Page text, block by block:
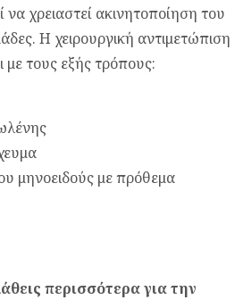
να χρειαστεί ακινητοποίηση του
Η χειρουργική αντιμετώπιση
με τους εξής τρόπους:
μηνοειδούς με πρόθεμα
περισσότερα για την